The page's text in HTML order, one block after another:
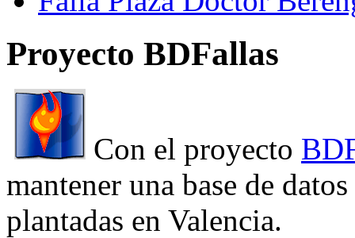
Proyecto BDFallas
Con el proyecto
mantener una base de
plantadas en Valencia.